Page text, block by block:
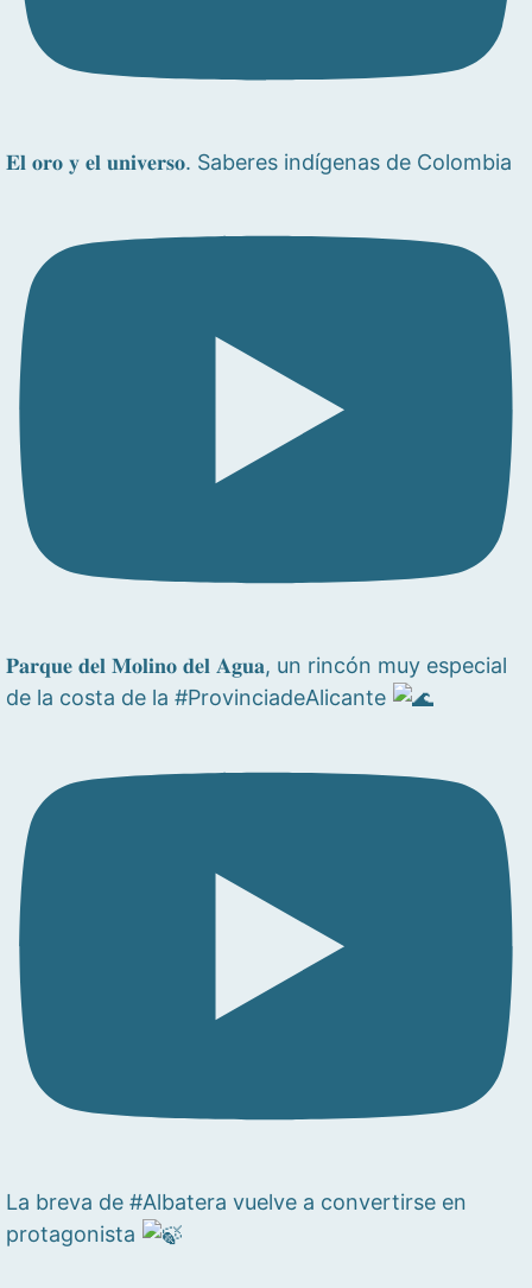
𝐄𝐥 𝐨𝐫𝐨 𝐲 𝐞𝐥 𝐮𝐧𝐢𝐯𝐞𝐫𝐬𝐨. Saberes indígenas de Colombia
𝐏𝐚𝐫𝐪𝐮𝐞 𝐝𝐞𝐥 𝐌𝐨𝐥𝐢𝐧𝐨 𝐝𝐞𝐥 𝐀𝐠𝐮𝐚, un rincón muy especial
de la costa de la #ProvinciadeAlicante
La breva de #Albatera vuelve a convertirse en
protagonista